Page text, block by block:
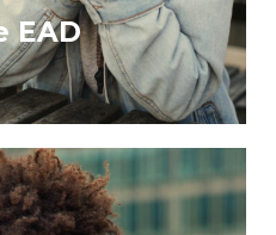
EAD